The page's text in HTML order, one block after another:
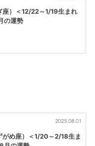
座）＜12/22～1/19生まれ
の運勢
2025.08.01
がめ座）＜1/20～2/18生ま